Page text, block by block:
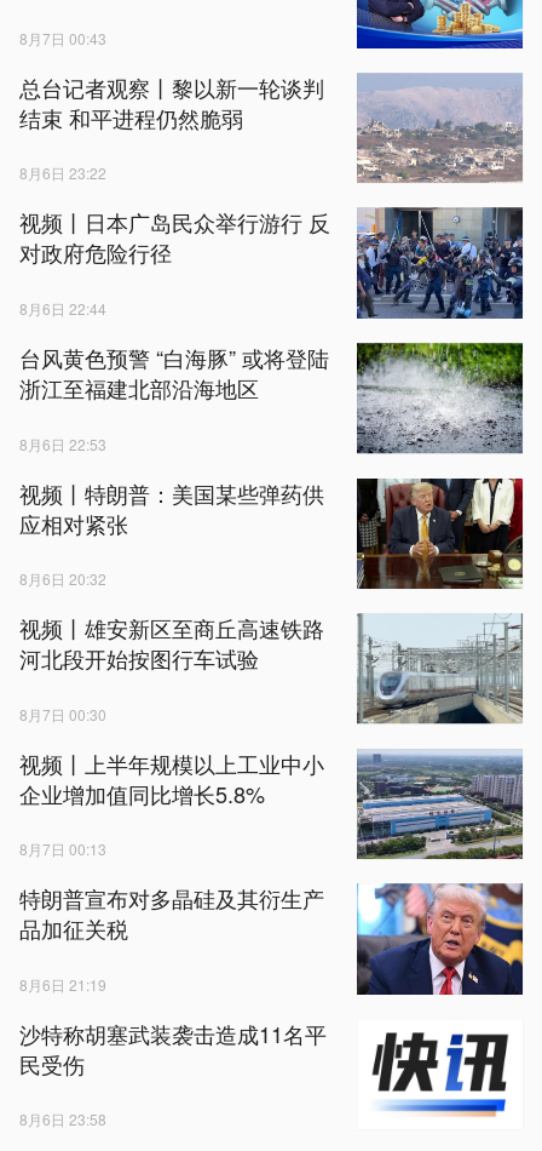
8月7日 00:43
总台记者观察丨黎以新一轮谈判
结束 和平进程仍然脆弱
8月6日 23:22
视频丨日本广岛民众举行游行 反
对政府危险行径
8月6日 22:44
台风黄色预警 “白海豚” 或将登陆
浙江至福建北部沿海地区
8月6日 22:53
视频丨特朗普：美国某些弹药供
应相对紧张
8月6日 20:32
视频丨雄安新区至商丘高速铁路
河北段开始按图行车试验
8月7日 00:30
视频丨上半年规模以上工业中小
企业增加值同比增长5.8%
8月7日 00:13
特朗普宣布对多晶硅及其衍生产
品加征关税
8月6日 21:19
沙特称胡塞武装袭击造成11名平
民受伤
8月6日 23:58